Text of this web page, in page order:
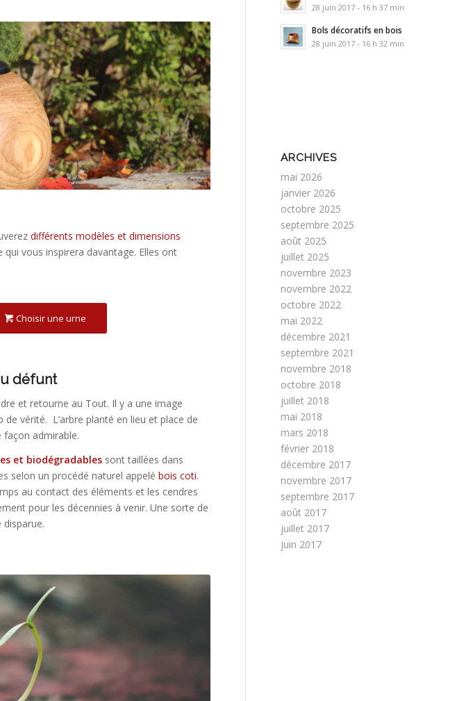
différents modèles et dimensions
vous inspirera davantage. Elles ont
Choisir une urne
défunt
et retourne au Tout. Il y a une image
vérité. L’arbre planté en lieu et place de
façon admirable.
et biodégradables sont taillées dans
selon un procédé naturel appelé bois coti.
au contact des éléments et les cendres
pour les décennies à venir. Une sorte de
en hommage au défunt
28 juin 2017 - 16 h 37 min
Bols décoratifs en bois
28 juin 2017 - 16 h 32 min
ARCHIVES
mai 2026
janvier 2026
octobre 2025
septembre 2025
août 2025
juillet 2025
novembre 2023
novembre 2022
octobre 2022
mai 2022
décembre 2021
septembre 2021
novembre 2018
octobre 2018
juillet 2018
mai 2018
mars 2018
février 2018
décembre 2017
novembre 2017
septembre 2017
août 2017
juillet 2017
juin 2017